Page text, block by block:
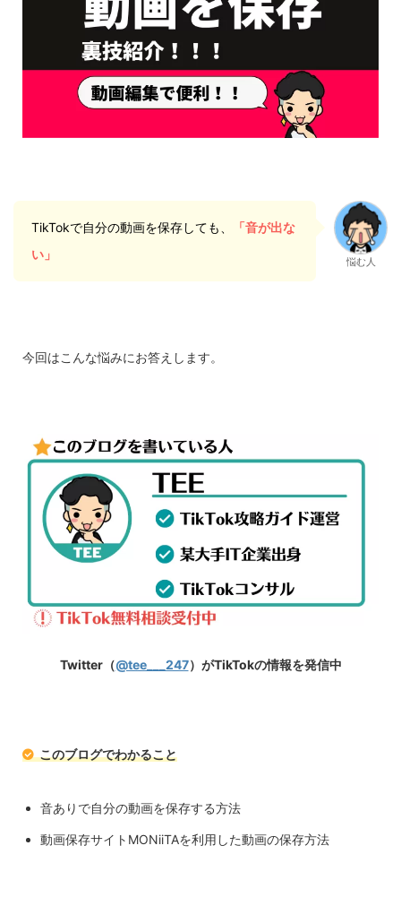
TikTokで自分の動画を保存しても、
「音が出な
い」
悩む人
今回はこんな悩みにお答えします。
Twitter（@tee___247）がTikTokの情報を発信中
このブログでわかること
音ありで自分の動画を保存する方法
動画保存サイトMONiiTAを利用した動画の保存方法